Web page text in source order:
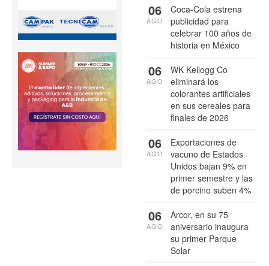
Coca-Cola estrena
publicidad para
celebrar 100 años de
historia en México
06
AGO
WK Kellogg Co
eliminará los
colorantes artificiales
en sus cereales para
finales de 2026
06
AGO
Exportaciones de
vacuno de Estados
Unidos bajan 9% en
primer semestre y las
de porcino suben 4%
06
AGO
Arcor, en su 75
aniversario inaugura
su primer Parque
Solar
06
AGO